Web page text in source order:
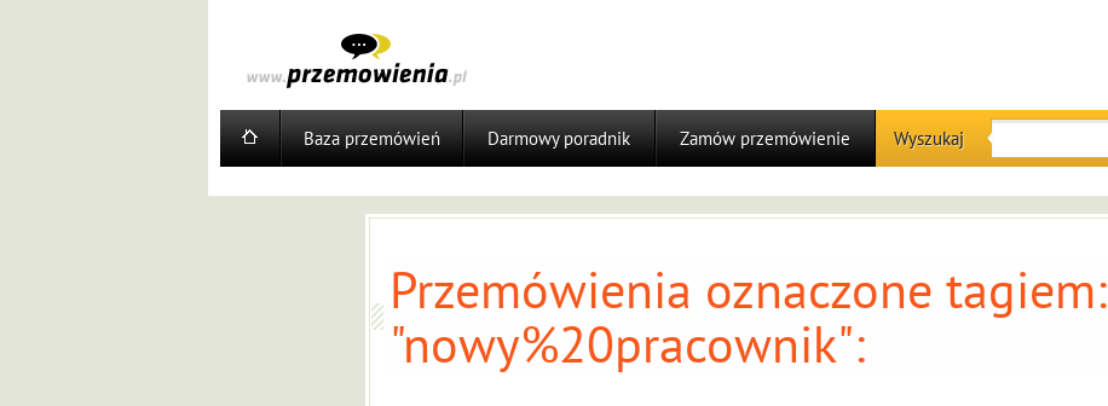
Baza przemówień Darmowy poradnik Zamów przemówienie Wyszukaj
Przemówienia oznaczone tagiem:
"nowy%20pracownik":